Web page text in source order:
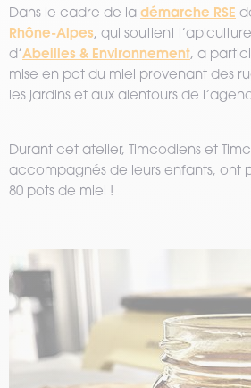
Dans le cadre de la démarche RSE
Rhône-Alpes, qui soutient
d’Abeilles & Environnement, a
mise en pot du miel provenant des
les jardins et aux alentours de
Durant cet atelier, Timcodiens et
accompagnés de leurs enfants, ont
80 pots de miel !